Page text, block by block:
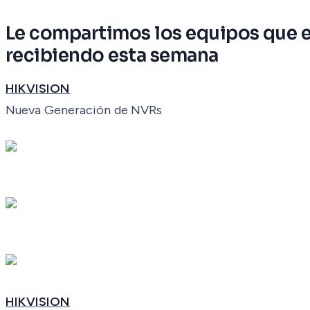
Le compartimos los equipos que
recibiendo esta semana
HIKVISION
Nueva Generación de NVRs
HIKVISION